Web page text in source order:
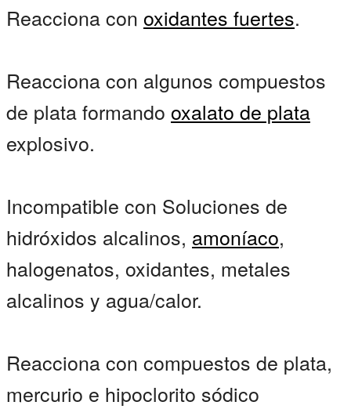
Reacciona con oxidantes fuertes.
Reacciona con algunos compuestos
de plata formando oxalato de plata
explosivo.
Incompatible con Soluciones de
hidróxidos alcalinos, amoníaco,
halogenatos, oxidantes, metales
alcalinos y agua/calor.
Reacciona con compuestos de plata,
mercurio e hipoclorito sódico